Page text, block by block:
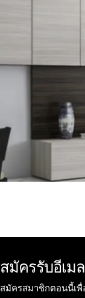
สมัครรับอีเม
สมัครสมาชิกตอนนี้เพื่